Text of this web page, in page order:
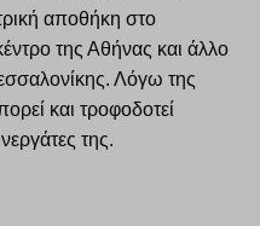
αποθήκη στο
της Αθήνας και άλλο
Λόγω της
και τροφοδοτεί
της.